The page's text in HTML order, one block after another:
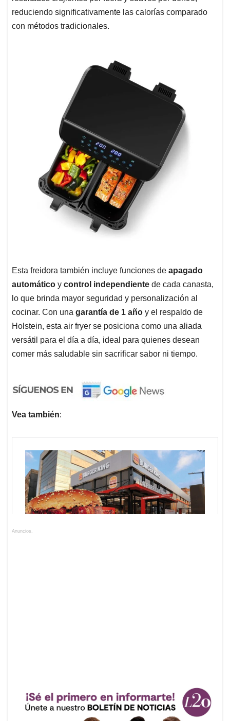
reduciendo significativamente las calorías comparado
con métodos tradicionales.
Esta freidora también incluye funciones de apagado
automático y control independiente de cada canasta,
lo que brinda mayor seguridad y personalización al
cocinar. Con una garantía de 1 año y el respaldo de
Holstein, esta air fryer se posiciona como una aliada
versátil para el día a día, ideal para quienes desean
comer más saludable sin sacrificar sabor ni tiempo.
Vea también:
Anuncios.